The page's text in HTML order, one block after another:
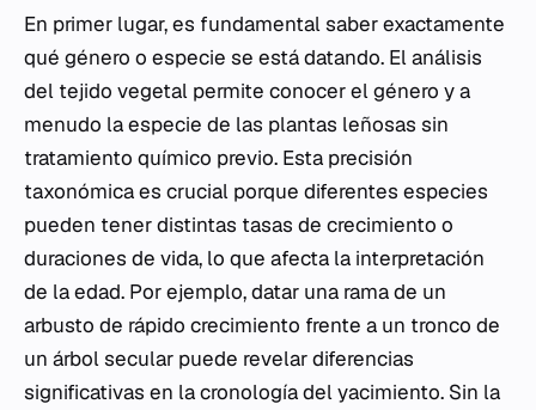
En primer lugar, es fundamental saber exactamente
qué género o especie se está datando. El análisis
del tejido vegetal permite conocer el género y a
menudo la especie de las plantas leñosas sin
tratamiento químico previo. Esta precisión
taxonómica es crucial porque diferentes especies
pueden tener distintas tasas de crecimiento o
duraciones de vida, lo que afecta la interpretación
de la edad. Por ejemplo, datar una rama de un
arbusto de rápido crecimiento frente a un tronco de
un árbol secular puede revelar diferencias
significativas en la cronología del yacimiento. Sin la